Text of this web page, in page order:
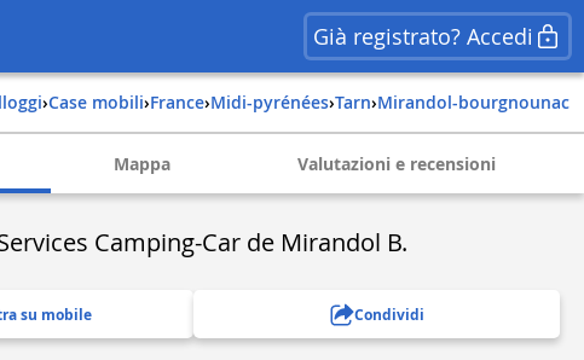
Già registrato? Accedi
› Case mobili› france› midi-pyrénées› tarn› mirandol-bourgnounac
Mappa Valutazioni e recensioni
Camping-Car de Mirandol B.
su mobile Condividi